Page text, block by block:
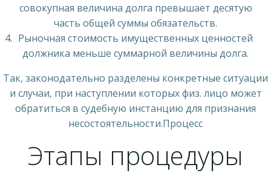
совокупная величина долга превышает десятую
часть общей суммы обязательств.
Рыночная стоимость имущественных ценностей
должника меньше суммарной величины долга.
Так, законодательно разделены конкретные ситуации
и случаи, при наступлении которых физ. лицо может
обратиться в судебную инстанцию для признания
несостоятельности.Процесс
Этапы процедуры